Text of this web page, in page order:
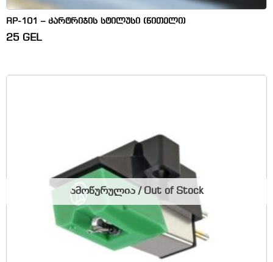
RP-101 – კარტრიჯის სტილუსი (წითელი)
25 GEL
ამოწურულია / Out of Stock